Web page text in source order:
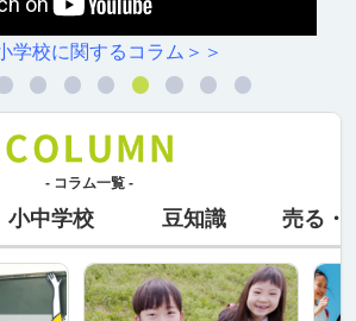
学校に関するコラム＞＞
- コラム一覧 -
小中学校 豆知識 売る・